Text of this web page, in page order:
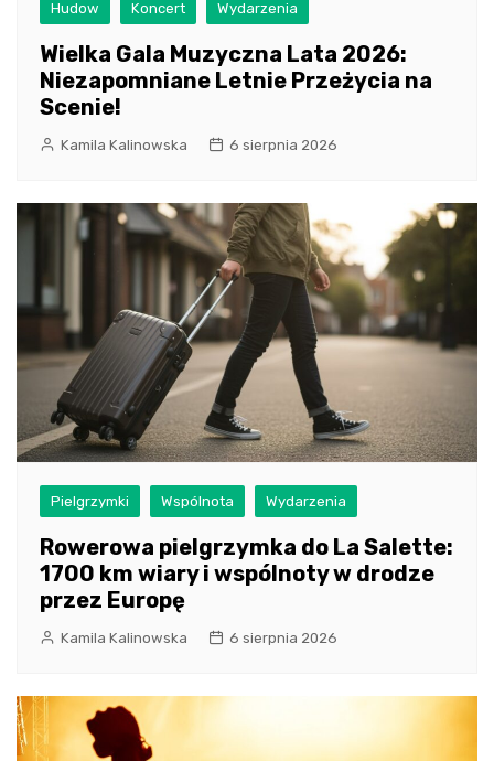
Hudow Koncert Wydarzenia
Wielka Gala Muzyczna Lata 2026:
Niezapomniane Letnie Przeżycia na
Scenie!
Kamila Kalinowska 6 sierpnia 2026
Pielgrzymki Wspólnota Wydarzenia
Rowerowa pielgrzymka do La Salette:
1700 km wiary i wspólnoty w drodze
przez Europę
Kamila Kalinowska 6 sierpnia 2026